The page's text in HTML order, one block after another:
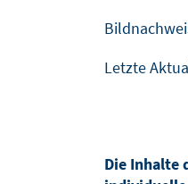
Letzte
Die Inhalte